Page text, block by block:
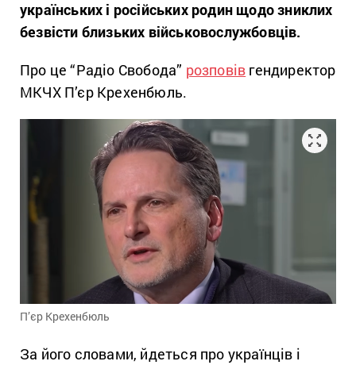
українських і російських родин щодо зниклих
безвісти близьких військовослужбовців.
Про це “Радіо Свобода” розповів гендиректор
МКЧХ П’єр Крехенбюль.
П’єр Крехенбюль
За його словами, йдеться про українців і